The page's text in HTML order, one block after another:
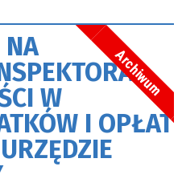
NA
W
I OPŁAT
Archiwum